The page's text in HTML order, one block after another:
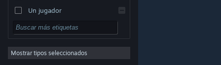
© Valve Corporation. Todos los derechos reservados.
Todas las marcas registradas pertenecen a sus
respectivos dueños en EE. UU. y otros países.Política
de Privacidad|Información legal|Accesibilidad|
Cookies
Un jugador
Simuladores
Rol
Estrategia
Mostrar tipos seleccionados